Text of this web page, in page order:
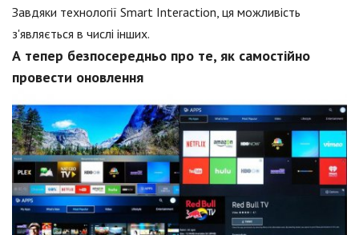
Завдяки технології Smart Interaction, ця можливість
з'являється в числі інших.
А тепер безпосередньо про те, як самостійно
провести оновлення